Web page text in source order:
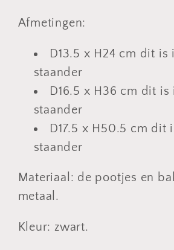
Afmetingen:
D13.5 x H24 cm dit is
staander
D16.5 x H36 cm dit
staander
D17.5 x H50.5 cm dit
staander
Materiaal: de pootjes en
metaal.
Kleur: zwart.